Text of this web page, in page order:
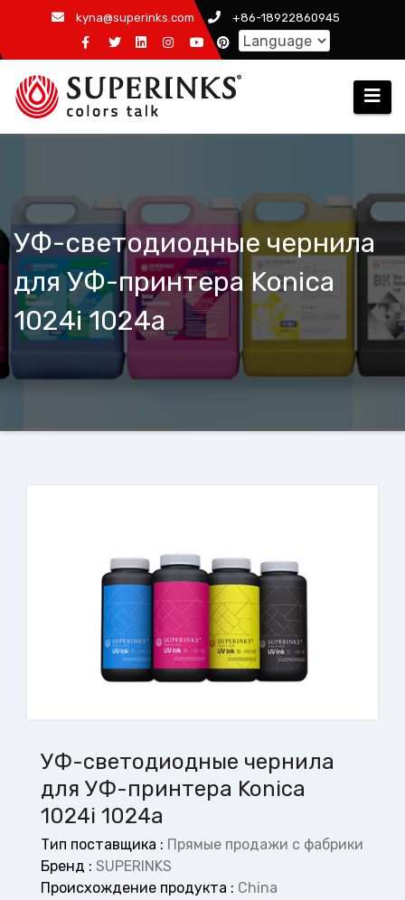
content
kyna@superinks.com +86-18922860945
УФ-светодиодные чернила
для УФ-принтера Konica
1024i 1024a
УФ-светодиодные чернила
для УФ-принтера Konica
1024i 1024a
Тип поставщика : Прямые продажи с фабрики
Бренд : SUPERINKS
Происхождение продукта : China